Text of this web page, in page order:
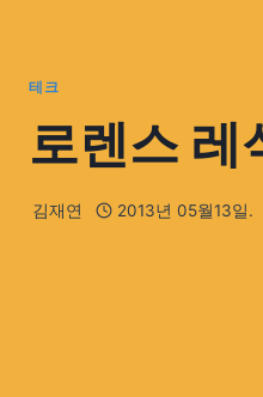
테크
로렌스 레
김재연 2013년 05월13일.